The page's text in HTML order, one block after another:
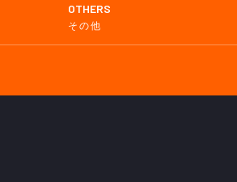
OTHERS
その他